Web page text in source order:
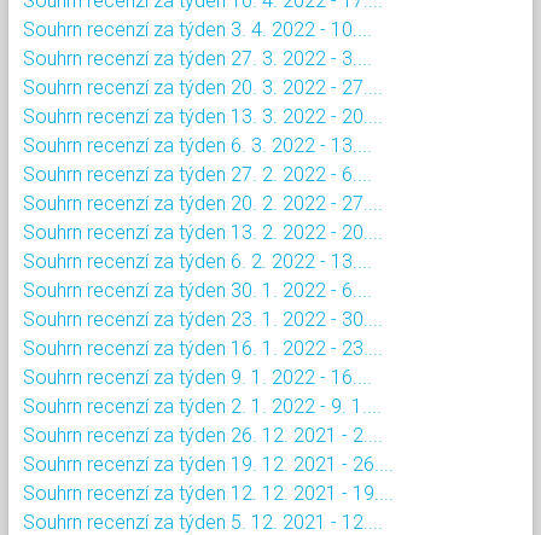
Souhrn recenzí za týden 3. 4. 2022 - 10....
Souhrn recenzí za týden 27. 3. 2022 - 3....
Souhrn recenzí za týden 20. 3. 2022 - 27....
Souhrn recenzí za týden 13. 3. 2022 - 20....
Souhrn recenzí za týden 6. 3. 2022 - 13....
Souhrn recenzí za týden 27. 2. 2022 - 6....
Souhrn recenzí za týden 20. 2. 2022 - 27....
Souhrn recenzí za týden 13. 2. 2022 - 20....
Souhrn recenzí za týden 6. 2. 2022 - 13....
Souhrn recenzí za týden 30. 1. 2022 - 6....
Souhrn recenzí za týden 23. 1. 2022 - 30....
Souhrn recenzí za týden 16. 1. 2022 - 23....
Souhrn recenzí za týden 9. 1. 2022 - 16....
Souhrn recenzí za týden 2. 1. 2022 - 9. 1....
Souhrn recenzí za týden 26. 12. 2021 - 2....
Souhrn recenzí za týden 19. 12. 2021 - 26....
Souhrn recenzí za týden 12. 12. 2021 - 19....
Souhrn recenzí za týden 5. 12. 2021 - 12....